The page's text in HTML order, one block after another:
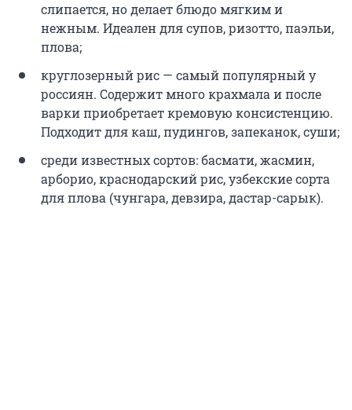
слипается, но делает блюдо мягким и
нежным. Идеален для супов, ризотто, паэльи,
плова;
круглозерный рис — самый популярный у
россиян. Содержит много крахмала и после
варки приобретает кремовую консистенцию.
Подходит для каш, пудингов, запеканок, суши;
среди известных сортов: басмати, жасмин,
арборио, краснодарский рис, узбекские сорта
для плова (чунгара, девзира, дастар-сарык).